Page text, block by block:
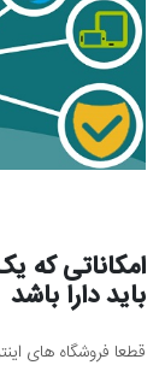
امکاناتی
باید دارا باشد
قطعا فروشگاه های